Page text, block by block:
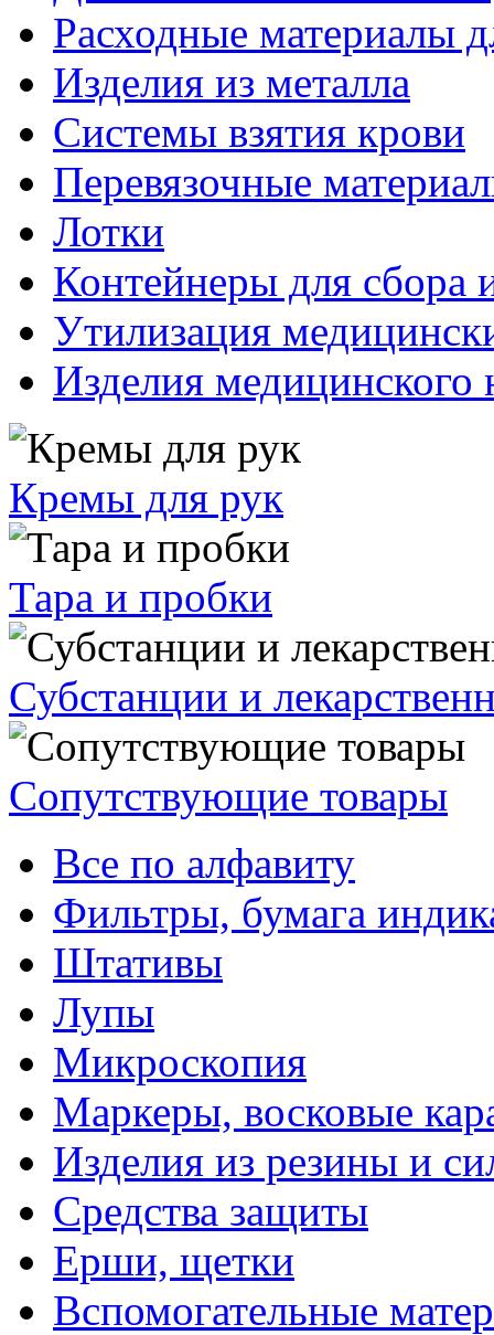
Расходные материалы
Изделия из металла
Системы взятия крови
Перевязочные
Лотки
Контейнеры для сбора
Утилизация
Изделия медицинского
Кремы для рук
Тара и пробки
Субстанции и
Сопутствующие товары
Все по алфавиту
Фильтры, бумага
Штативы
Лупы
Микроскопия
Маркеры, восковые
Изделия из резины и
Средства защиты
Ерши, щетки
Вспомогательные